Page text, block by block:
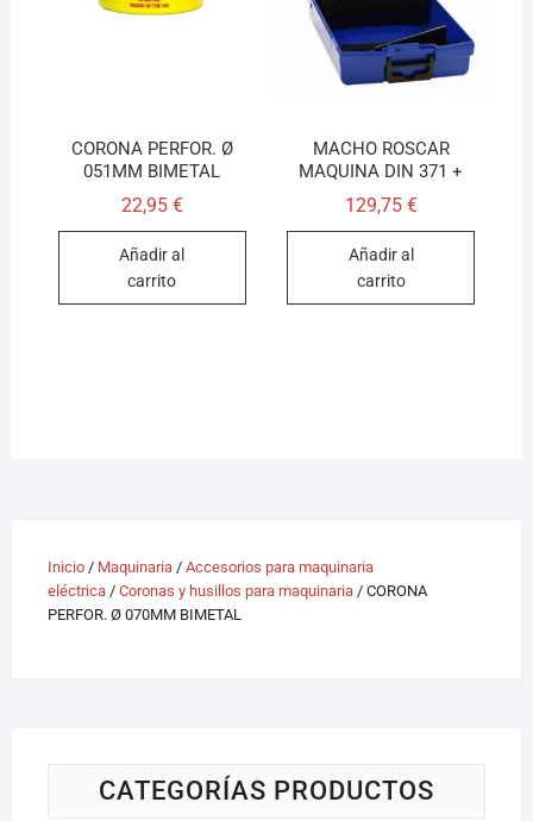
CORONA PERFOR. Ø
051MM BIMETAL
22,95 €
Añadir al
carrito
MACHO ROSCAR
MAQUINA DIN 371 +
129,75 €
Añadir al
carrito
Inicio/ Maquinaria/ Accesorios para maquinaria
eléctrica/ Coronas y husillos para maquinaria/ CORONA
PERFOR. Ø 070MM BIMETAL
CATEGORÍAS PRODUCTOS